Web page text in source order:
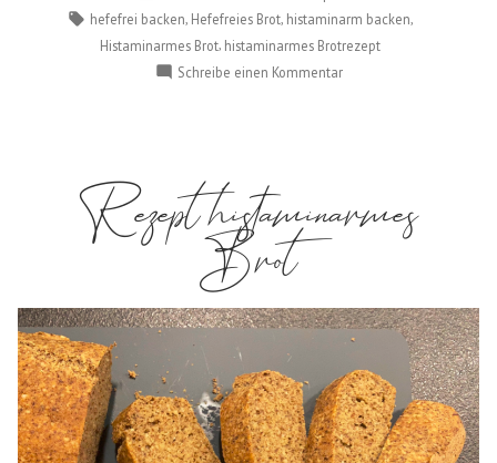
in
Schlagwörter:
hefefrei backen Hefefreies Brot, histaminarm backen
Histaminarmes Brot, histaminarmes Brotrezept
Schreibe einen Kommentarzu
Rezept histaminarmes
Brot